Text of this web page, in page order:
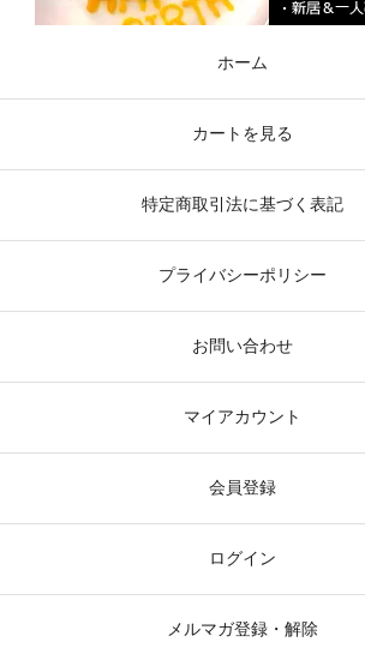
ホーム
カートを見る
特定商取引法に基づく表記
プライバシーポリシー
お問い合わせ
マイアカウント
会員登録
ログイン
メルマガ登録・解除